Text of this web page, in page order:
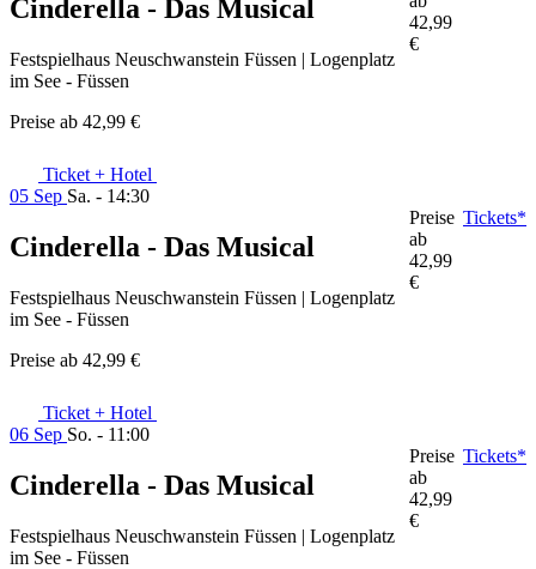
Cinderella - Das Musical
Festspielhaus Neuschwanstein Füssen | Logenplatz
im See - Füssen
Preise ab 42,99 €
42,99
€
Ticket + Hotel
05 Sep Sa. - 14:30
Cinderella - Das Musical
Festspielhaus Neuschwanstein Füssen | Logenplatz
im See - Füssen
Preise ab 42,99 €
Preise
ab
42,99
€
Tickets*
Ticket + Hotel
06 Sep So. - 11:00
Cinderella - Das Musical
Festspielhaus Neuschwanstein Füssen | Logenplatz
im See - Füssen
Preise
ab
42,99
€
Tickets*